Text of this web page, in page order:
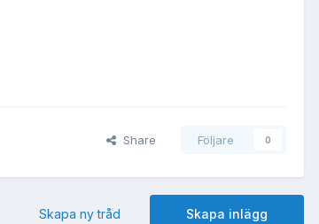
Share Följare 0
Skapa inlägg
Skapa ny tråd